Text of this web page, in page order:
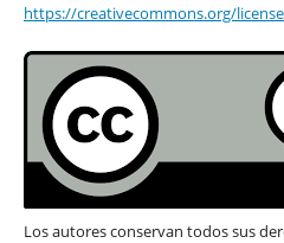
https://creativecommons.org/
Los autores conservan todos sus